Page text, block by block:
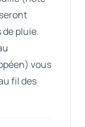
pluie.
vous
fil des